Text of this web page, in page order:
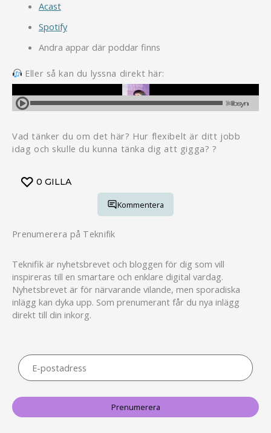
Acast
Spotify
Andra appar där poddar finns
Eller så kan du lyssna direkt här:
Vad tänker du om det här? Hur flexibelt är ditt jobb
idag och skulle du kunna tänka dig att gigga? ?
0 GILLA
Kommentera
Prenumerera på Teknifik
Teknifik är nyhetsbrevet och bloggen för dig som vill
inspireras till en smartare och enklare digital vardag.
Nyhetsbrevet är för närvarande vilande, men sporadiska
inlägg kan dyka upp. Som prenumerant får du nya inlägg
direkt till din inkorg.
E-
postadress
Prenumerera